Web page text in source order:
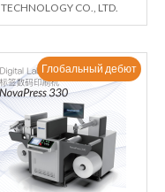
TECHNOLOGY CO., LTD.
Глобальный дебют